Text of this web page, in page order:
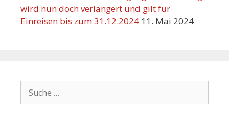
wird nun doch verlängert und gilt für
Einreisen bis zum 31.12.2024 11. Mai 2024